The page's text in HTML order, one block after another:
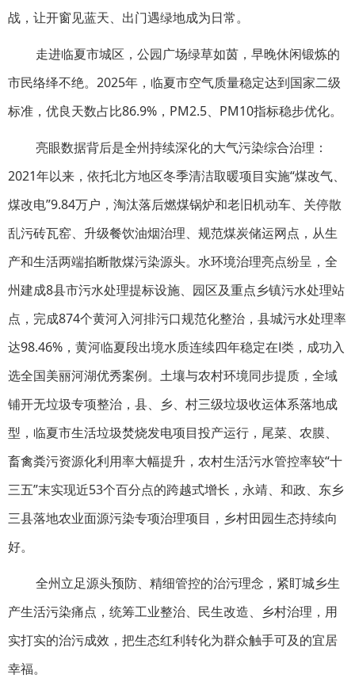
战，让开窗见蓝天、出门遇绿地成为日常。
走进临夏市城区，公园广场绿草如茵，早晚休闲锻炼的
市民络绎不绝。2025年，临夏市空气质量稳定达到国家二级
标准，优良天数占比86.9%，PM2.5、PM10指标稳步优化。
亮眼数据背后是全州持续深化的大气污染综合治理：
2021年以来，依托北方地区冬季清洁取暖项目实施“煤改气、
煤改电”9.84万户，淘汰落后燃煤锅炉和老旧机动车、关停散
乱污砖瓦窑、升级餐饮油烟治理、规范煤炭储运网点，从生
产和生活两端掐断散煤污染源头。水环境治理亮点纷呈，全
州建成8县市污水处理提标设施、园区及重点乡镇污水处理站
点，完成874个黄河入河排污口规范化整治，县城污水处理率
达98.46%，黄河临夏段出境水质连续四年稳定在Ⅰ类，成功入
选全国美丽河湖优秀案例。土壤与农村环境同步提质，全域
铺开无垃圾专项整治，县、乡、村三级垃圾收运体系落地成
型，临夏市生活垃圾焚烧发电项目投产运行，尾菜、农膜、
畜禽粪污资源化利用率大幅提升，农村生活污水管控率较“十
三五”末实现近53个百分点的跨越式增长，永靖、和政、东乡
三县落地农业面源污染专项治理项目，乡村田园生态持续向
好。
全州立足源头预防、精细管控的治污理念，紧盯城乡生
产生活污染痛点，统筹工业整治、民生改造、乡村治理，用
实打实的治污成效，把生态红利转化为群众触手可及的宜居
幸福。